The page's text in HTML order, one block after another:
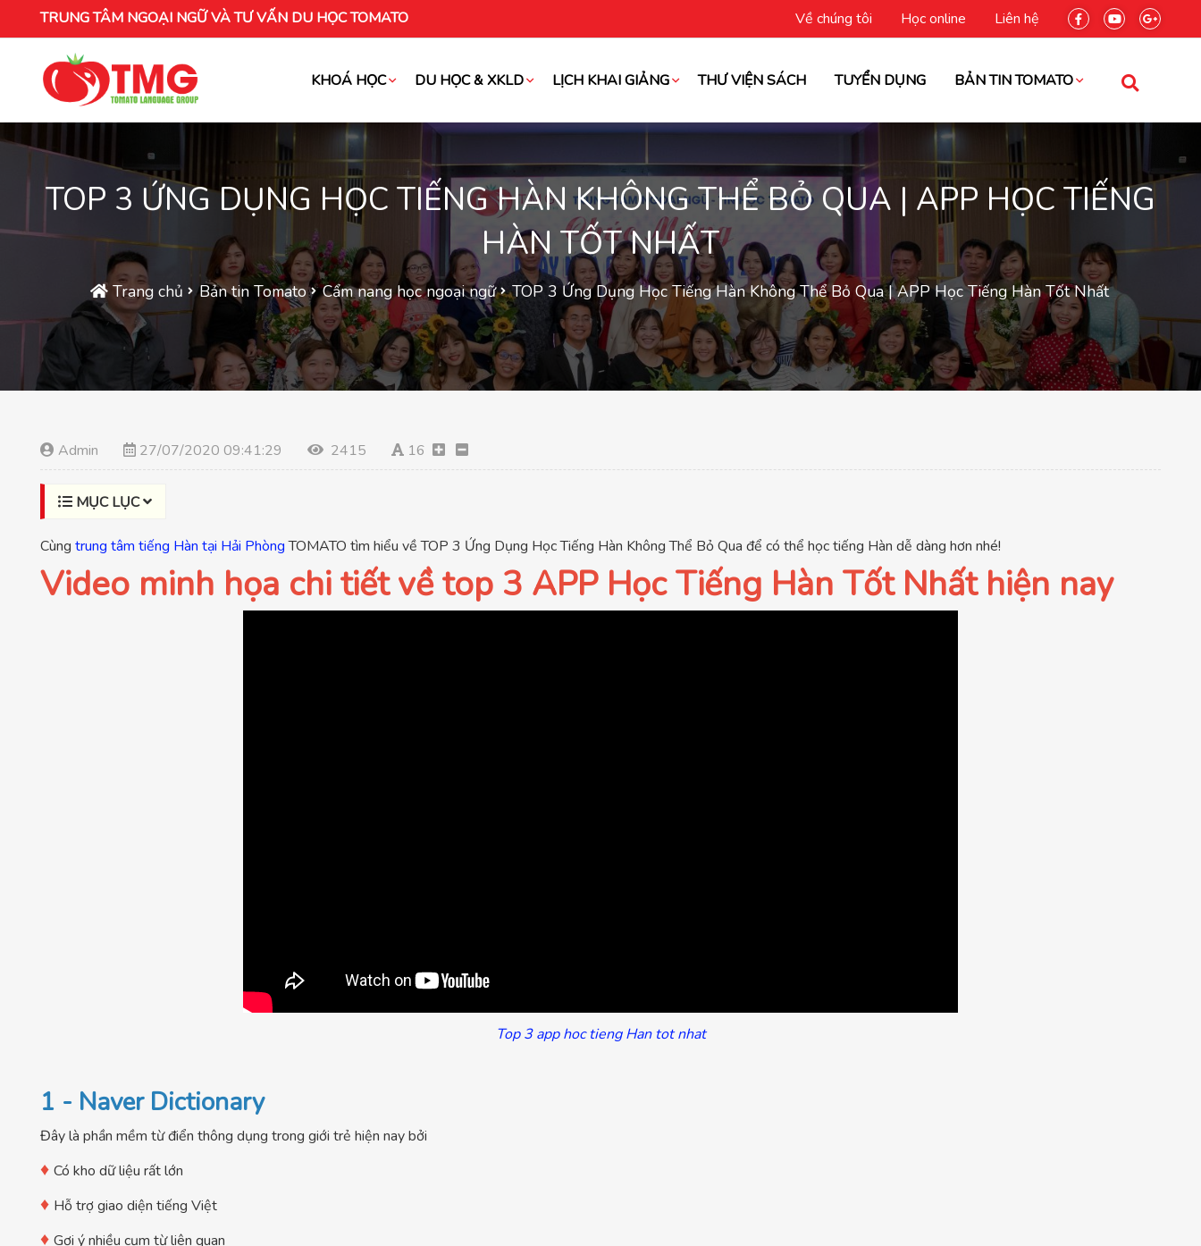
TRUNG TÂM NGOẠI NGỮ VÀ TƯ VẤN DU HỌC TOMATO Về chúng tôi Học online Liên hệ
KHOÁ HỌC DU HỌC & XKLD LỊCH KHAI GIẢNG THƯ VIỆN SÁCH TUYỂN DỤNG BẢN TIN TOMATO
TOP 3 ỨNG DỤNG HỌC TIẾNG HÀN KHÔNG THỂ BỎ QUA | APP HỌC TIẾNG
HÀN TỐT NHẤT
Trang chủ Bản tin Tomato Cẩm nang học ngoại ngữ TOP 3 Ứng Dụng Học Tiếng Hàn Không Thể Bỏ Qua | APP Học Tiếng Hàn Tốt Nhất
Admin 27/07/2020 09:41:29 2415 16
MỤC LỤC
Cùng trung tâm tiếng Hàn tại Hải PhòngTOMATO tìm hiểu về TOP 3 Ứng Dụng Học Tiếng Hàn Không Thể Bỏ Qua để có thể học tiếng Hàn dễ dàng hơn nhé!
Video minh họa chi tiết về top 3 APP Học Tiếng Hàn Tốt Nhất hiện nay
Top 3 app hoc tieng Han tot nhat
1 - Naver Dictionary
Đây là phần mềm từ điển thông dụng trong giới trẻ hiện nay bởi
♦ Có kho dữ liệu rất lớn
♦ Hỗ trợ giao diện tiếng Việt
♦ Gợi ý nhiều cụm từ liên quan